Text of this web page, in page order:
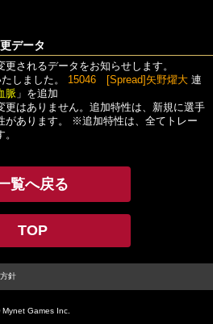
データ
更されるデータをお知らせします。
しました。
15046 [Spread]矢野燿大連
脈 」を追加
はありません。追加特性は、新規に選手
あります。
※追加特性は、全てトレー
覧へ戻る
TOP
針
Mynet Games Inc.